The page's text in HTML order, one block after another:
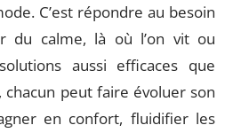
C’est répondre au besoin
du calme, là où l’on vit ou
aussi efficaces que
chacun peut faire évoluer son
en confort, fluidifier les